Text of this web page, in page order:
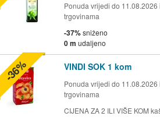
Ponuda vrijedi do
trgovinama
-37%sniženo
0 m udaljeno
VINDI SOK 1 kom
Ponuda vrijedi do
trgovinama
CIJENA ZA 2 ILI VIŠE KOM
-36%